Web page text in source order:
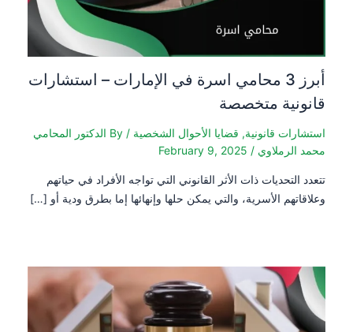
أبرز 3 محامي اسرة في الإمارات – استشارات
متخصصة
قانونية,قضايا الأحوال الشخصية/ By
الدكتور المحامي
/
February 9, 2025
ذات الأثر القانوني التي تواجه الأفراد في حياتهم
الأسرية، والتي يمكن حلها وإنهائها إما بطرق ودية أو […]